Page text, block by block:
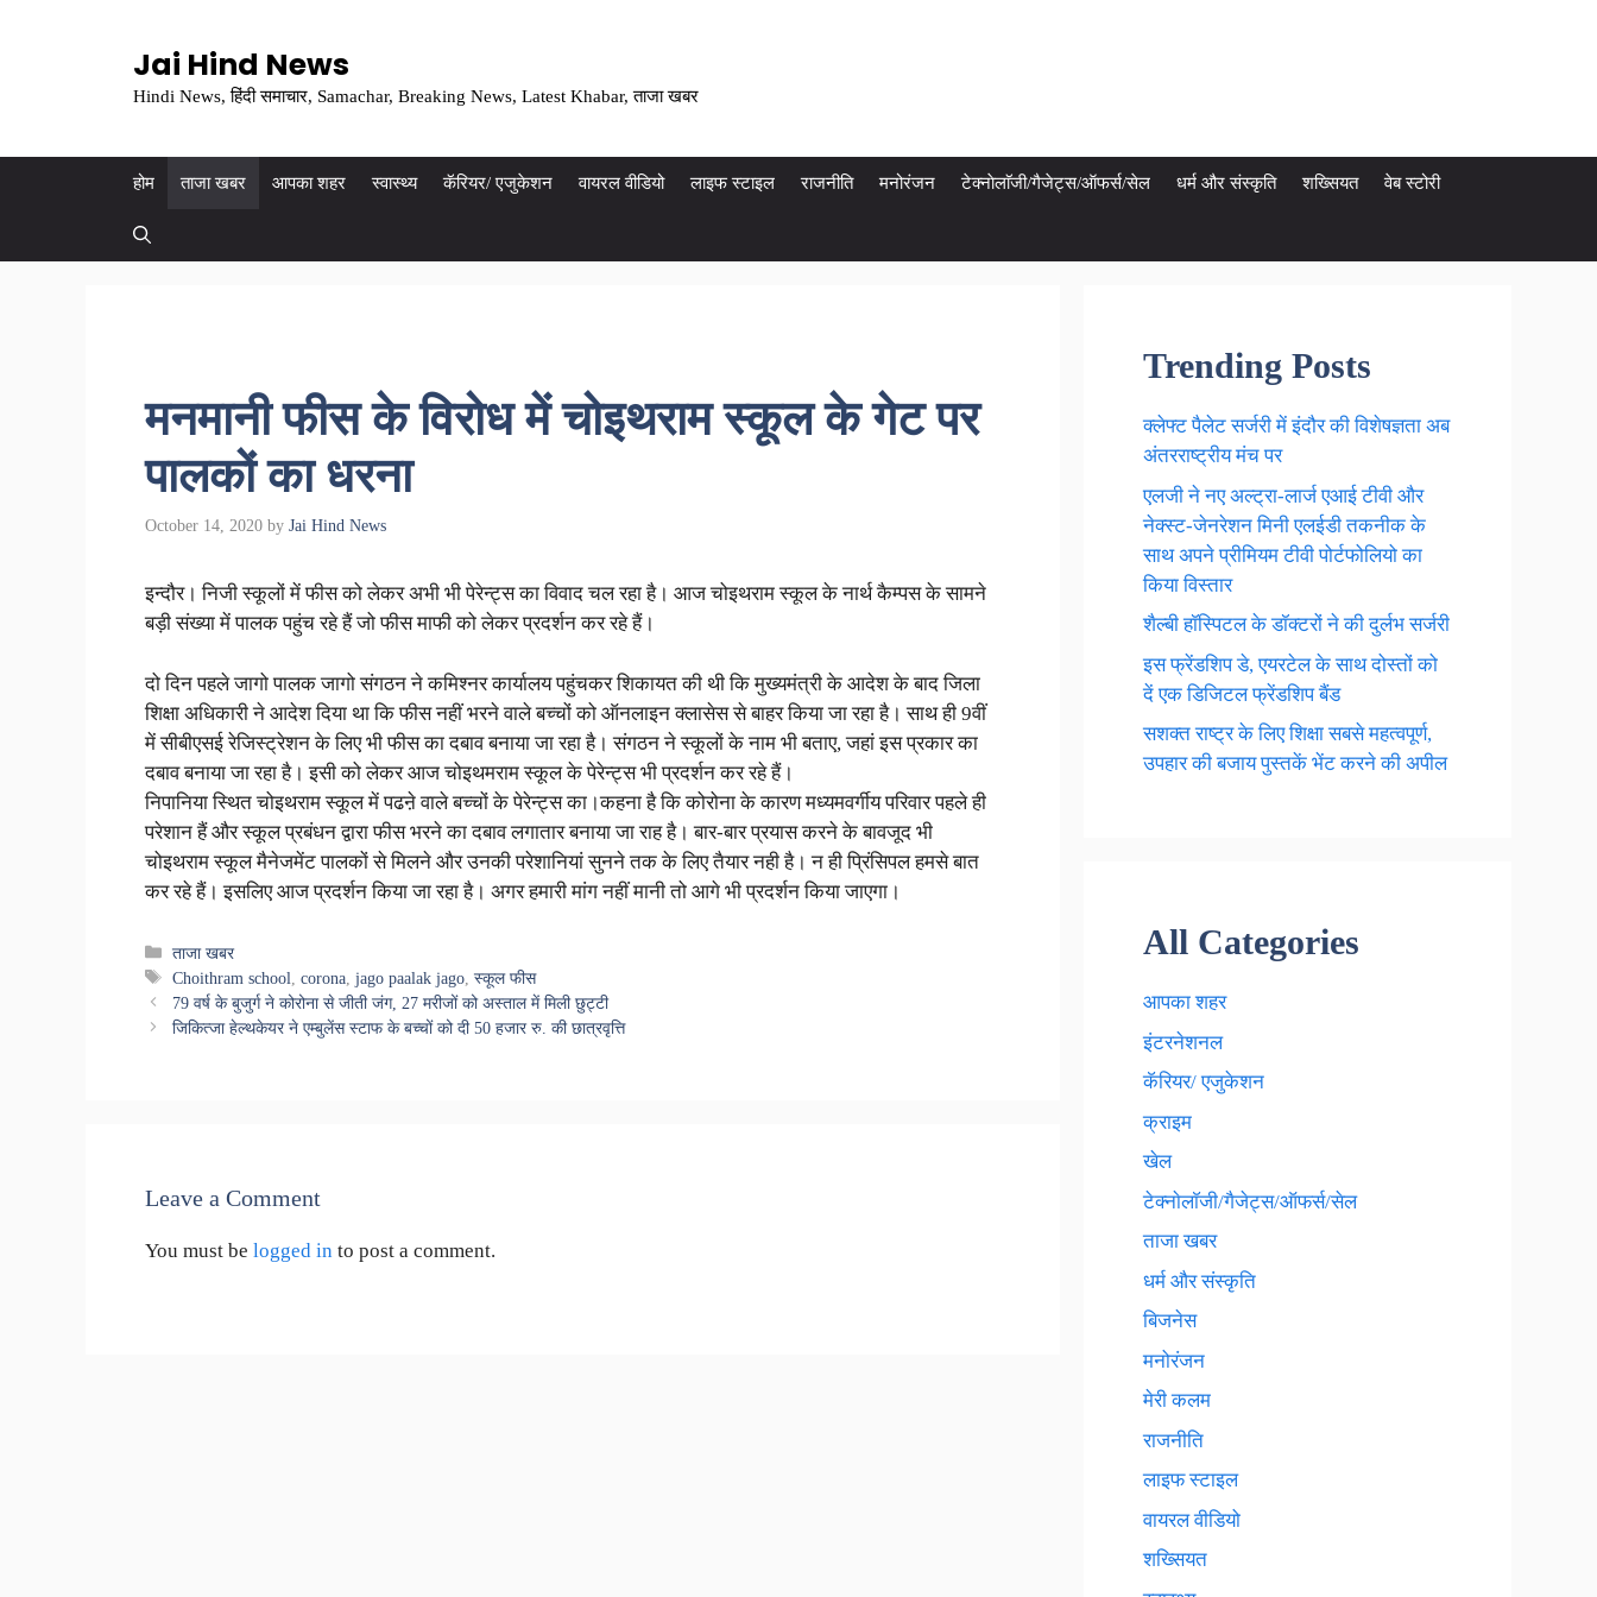
Jai Hind News
Hindi News, हिंदी समाचार, Samachar, Breaking News, Latest Khabar, ताजा खबर
होम ताजा खबर आपका शहर स्वास्थ्य कॅरियर/ एजुकेशन वायरल वीडियो लाइफ स्टाइल राजनीति मनोरंजन टेक्नाेलाॅजी/गैजेट्स/ऑफर्स/सेल धर्म और संस्कृति शख्सियत वेब स्टोरी
मनमानी फीस के विरोध में चोइथराम स्कूल के गेट पर
पालकों का धरना
October 14, 2020 by Jai Hind News
इन्दौर। निजी स्कूलों में फीस को लेकर अभी भी पेरेन्ट्स का विवाद चल रहा है। आज चोइथराम स्कूल के नार्थ कैम्पस के सामने
बड़ी संख्या में पालक पहुंच रहे हैं जो फीस माफी को लेकर प्रदर्शन कर रहे हैं।
दो दिन पहले जागो पालक जागो संगठन ने कमिश्नर कार्यालय पहुंचकर शिकायत की थी कि मुख्यमंत्री के आदेश के बाद जिला
शिक्षा अधिकारी ने आदेश दिया था कि फीस नहीं भरने वाले बच्चों को ऑनलाइन क्लासेस से बाहर किया जा रहा है। साथ ही 9वीं
में सीबीएसई रेजिस्ट्रेशन के लिए भी फीस का दबाव बनाया जा रहा है। संगठन ने स्कूलों के नाम भी बताए, जहां इस प्रकार का
दबाव बनाया जा रहा है। इसी को लेकर आज चोइथमराम स्कूल के पेरेन्ट्स भी प्रदर्शन कर रहे हैं।
निपानिया स्थित चोइथराम स्कूल में पढऩे वाले बच्चों के पेरेन्ट्स का।कहना है कि कोरोना के कारण मध्यमवर्गीय परिवार पहले ही
परेशान हैं और स्कूल प्रबंधन द्वारा फीस भरने का दबाव लगातार बनाया जा राह है। बार‑बार प्रयास करने के बावजूद भी
चोइथराम स्कूल मैनेजमेंट पालकों से मिलने और उनकी परेशानियां सुनने तक के लिए तैयार नही है। न ही प्रिंसिपल हमसे बात
कर रहे हैं। इसलिए आज प्रदर्शन किया जा रहा है। अगर हमारी मांग नहीं मानी तो आगे भी प्रदर्शन किया जाएगा।
Categories
ताजा खबर
Tags
Choithram school ,corona ,jago paalak jago ,स्कूल फीस
79 वर्ष के बुजुर्ग ने कोरोना से जीती जंग, 27 मरीजों को अस्ताल में मिली छुट्टी
जिकित्जा हेल्थकेयर ने एम्बुलेंस स्टाफ के बच्चों को दी 50 हजार रु. की छात्रवृत्ति
Leave a Comment
You must be logged in to post a comment.
Trending Posts
क्लेफ्ट पैलेट सर्जरी में इंदौर की विशेषज्ञता अब
अंतरराष्ट्रीय मंच पर
एलजी ने नए अल्ट्रा-लार्ज एआई टीवी और
नेक्स्ट-जेनरेशन मिनी एलईडी तकनीक के
साथ अपने प्रीमियम टीवी पोर्टफोलियो का
किया विस्तार
शैल्बी हॉस्पिटल के डॉक्टरों ने की दुर्लभ सर्जरी
इस फ्रेंडशिप डे, एयरटेल के साथ दोस्तों को
दें एक डिजिटल फ्रेंडशिप बैंड
सशक्त राष्ट्र के लिए शिक्षा सबसे महत्वपूर्ण,
उपहार की बजाय पुस्तकें भेंट करने की अपील
All Categories
आपका शहर
इंटरनेशनल
कॅरियर/ एजुकेशन
क्राइम
खेल
टेक्नाेलाॅजी/गैजेट्स/ऑफर्स/सेल
ताजा खबर
धर्म और संस्कृति
बिजनेस
मनोरंजन
मेरी कलम
राजनीति
लाइफ स्टाइल
वायरल वीडियो
शख्सियत